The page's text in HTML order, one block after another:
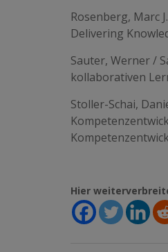
Rosenberg, Marc
Delivering
Sauter, Werner /
kollaborativen
Stoller-Schai,
Hier